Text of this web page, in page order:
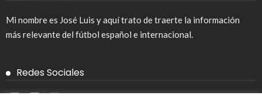
Mi nombre es José Luis y aquí trato de traerte la información
más relevante del fútbol español e internacional.
Redes Sociales